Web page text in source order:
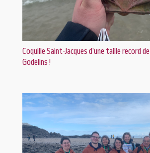
Coquille Saint-Jacques d’une taille record
Godelins !